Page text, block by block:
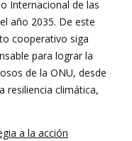
Internacional de las
año 2035. De este
cooperativo siga
para lograr la
de la ONU, desde
resiliencia climática,
a la acción